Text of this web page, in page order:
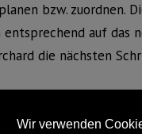
Wir verwenden
bzw. zuordnen.
auf das
die nächsten
Flächen vor der
die Empfehlungen